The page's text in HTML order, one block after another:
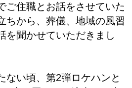
ご住職とお話をさせていた
ちから、葬儀、地域の風習
を聞かせていただきまし
ない頃、第2弾ロケハンと